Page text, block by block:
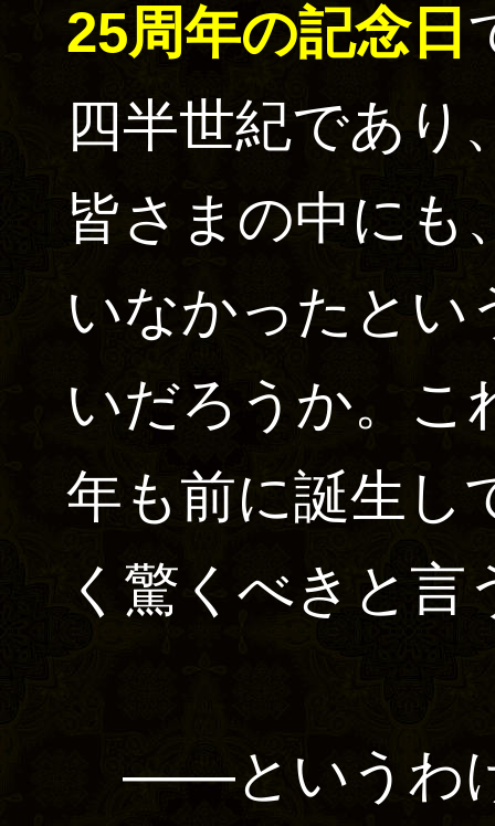
25周年の記念日
四半世紀であり
皆さまの中にも
いなかったとい
いだろうか。こ
年も前に誕生し
く驚くべきと
――というわ